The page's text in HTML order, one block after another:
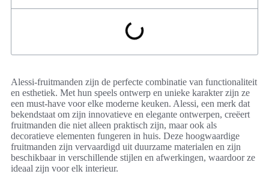
Alessi-fruitmanden zijn de perfecte combinatie van functionaliteit
en esthetiek. Met hun speels ontwerp en unieke karakter zijn ze
een must-have voor elke moderne keuken. Alessi, een merk dat
bekendstaat om zijn innovatieve en elegante ontwerpen, creëert
fruitmanden die niet alleen praktisch zijn, maar ook als
decoratieve elementen fungeren in huis. Deze hoogwaardige
fruitmanden zijn vervaardigd uit duurzame materialen en zijn
beschikbaar in verschillende stijlen en afwerkingen, waardoor ze
ideaal zijn voor elk interieur.